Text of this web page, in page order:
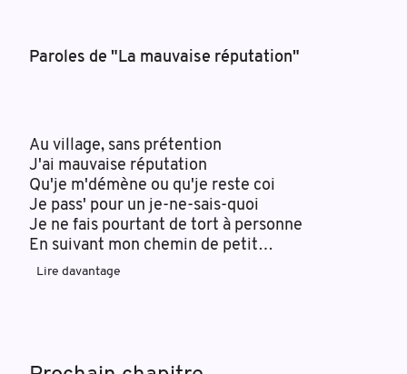
Paroles de "La mauvaise réputation"
Au village, sans prétention
J'ai mauvaise réputation
Qu'je m'démène ou qu'je reste coi
Je pass' pour un je-ne-sais-quoi
Je ne fais pourtant de tort à personne
En suivant mon chemin de petit…
Lire davantage